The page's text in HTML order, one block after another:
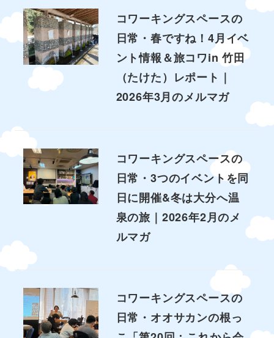
コワーキングスペースの
日常・春ですね！4月イベ
ント情報＆旅コワin 竹田
（たけた）レポート｜
2026年3月のメルマガ
コワーキングスペースの
日常・3つのイベントを同
日に開催&冬は大分へ温
泉の旅｜2026年2月のメ
ルマガ
コワーキングスペースの
日常・オオサカンの根っ